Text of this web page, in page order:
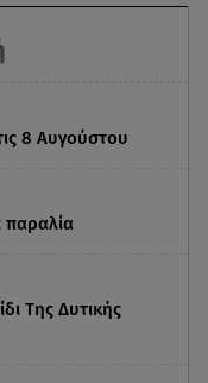
8 Αυγούστου
παραλία
Της Δυτικής